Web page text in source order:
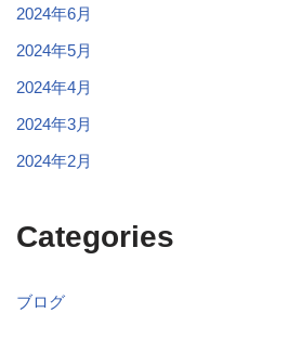
2024年6月
2024年5月
2024年4月
2024年3月
2024年2月
Categories
ブログ